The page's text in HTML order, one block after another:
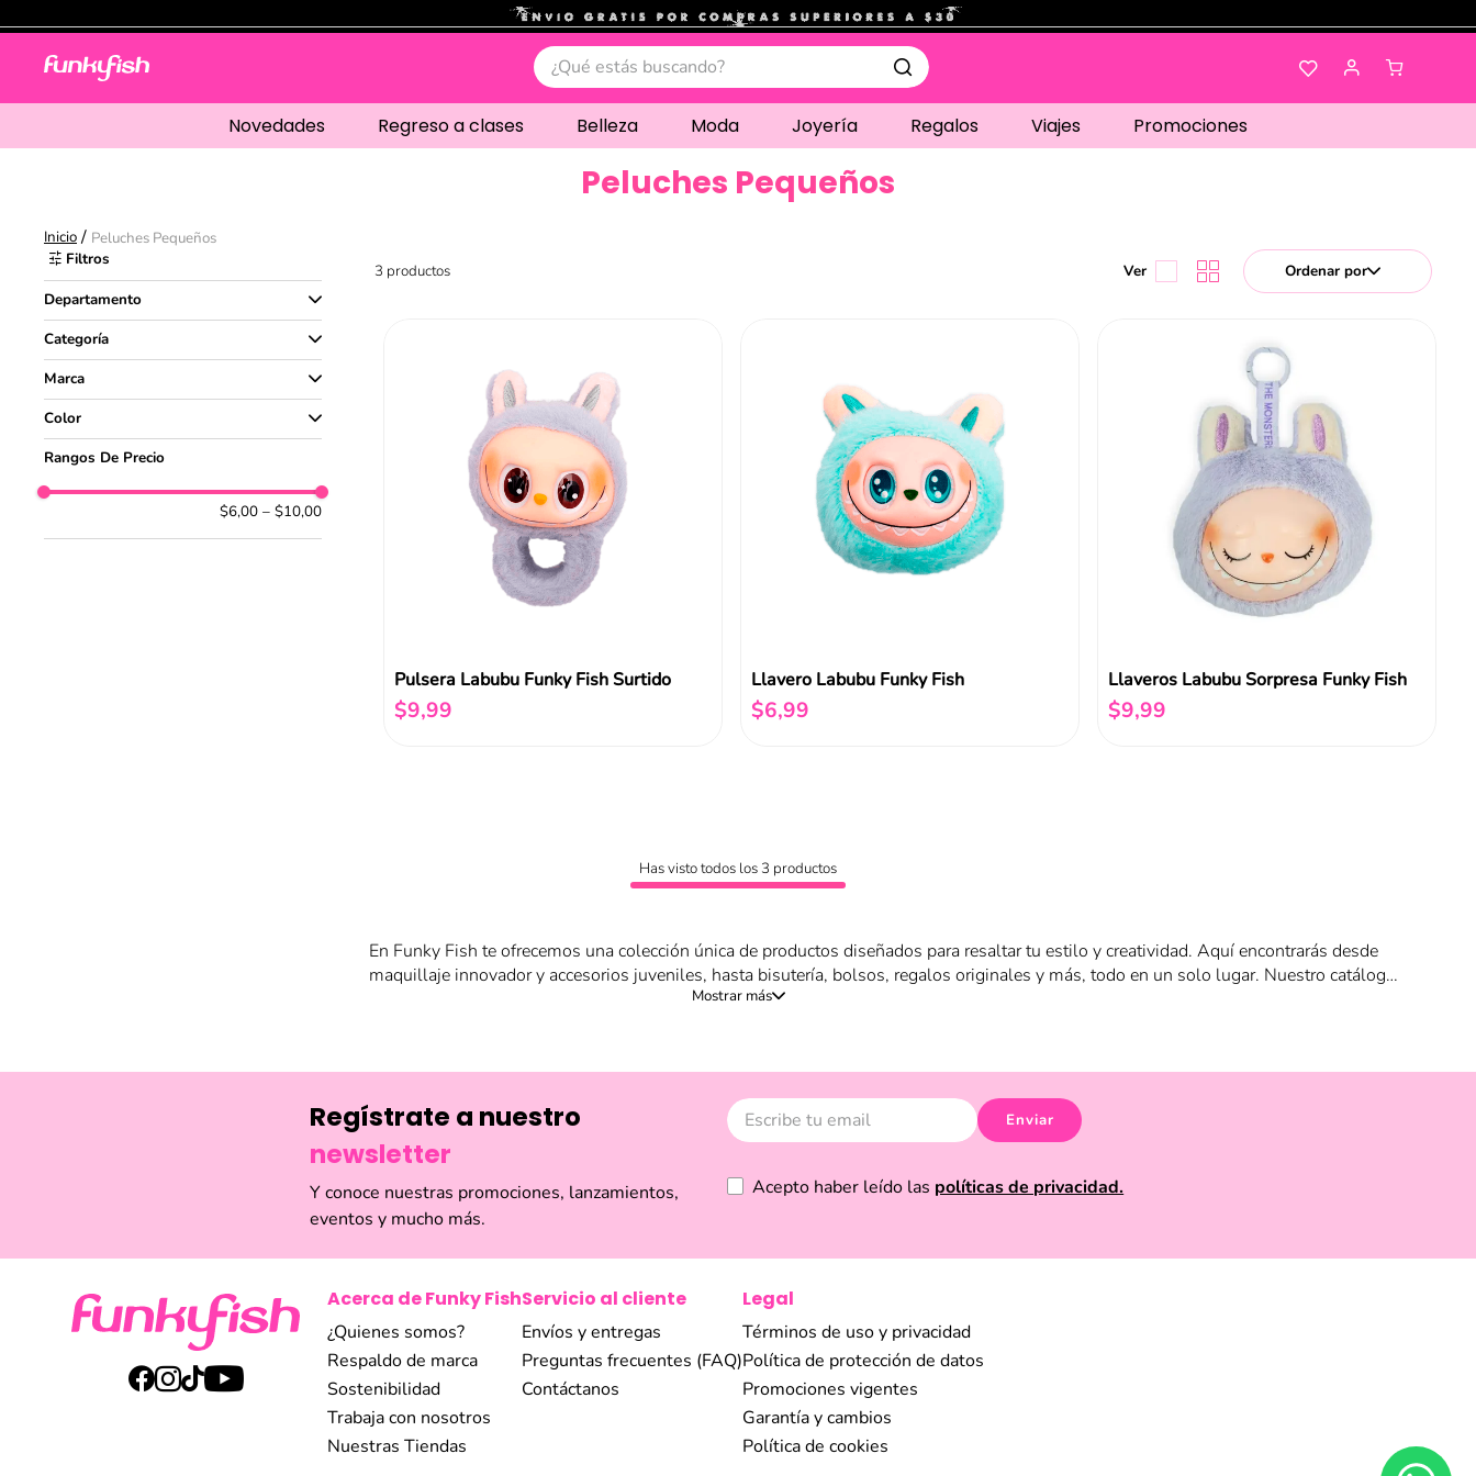
.
¿Qué estás buscando?
Novedades Regreso a clases Belleza Moda Joyería Regalos Viajes Promociones
Peluches Pequeños
Peluches Pequeños
Filtros
Departamento
Regalos
Categoría
Peluches
Marca
Funky Fish
Color
Color
Rangos De Precio
$6,00 – $10,00
3 productos Ordenar por
Pulsera Labubu Funky Fish Surtido
$9,99
Llavero Labubu Funky Fish
$6,99
Llaveros Labubu Sorpresa Funky Fish
$9,99
Has visto todos los 3 productos
En Funky Fish te ofrecemos una colección única de productos diseñados para resaltar tu estilo y creatividad. Aquí encontrarás desde
maquillaje innovador y accesorios juveniles, hasta bisutería, bolsos, regalos originales y más, todo en un solo lugar. Nuestro catálogo
está pensado para quienes buscan expresar su personalidad a través de detalles llenos de color, frescura y tendencias internacionales.
Funky Fish encontrarás la inspiración que necesitas. Explora nuestra selección y disfruta de productos que marcan la diferencia en el
Regístrate a nuestro
newsletter
Y conoce nuestras promociones, lanzamientos,
eventos y mucho más.
Enviar
Acepto haber leído las políticas de privacidad.
Acerca de Funky Fish
¿Quienes somos?
Respaldo de marca
Sostenibilidad
Trabaja con nosotros
Nuestras Tiendas
Servicio al cliente
Envíos y entregas
Preguntas frecuentes (FAQ)
Contáctanos
Legal
Términos de uso y privacidad
Política de protección de datos
Promociones vigentes
Garantía y cambios
Política de cookies